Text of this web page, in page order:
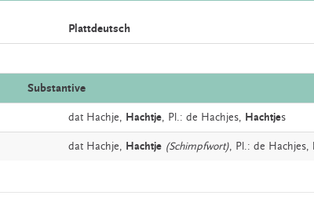
Plattdeutsch
Substantive
dat Hachje, Hachtje, Pl.: de Hachjes, Hachtjes
dat Hachje, Hachtje (Schimpfwort), Pl.: de Hachjes,